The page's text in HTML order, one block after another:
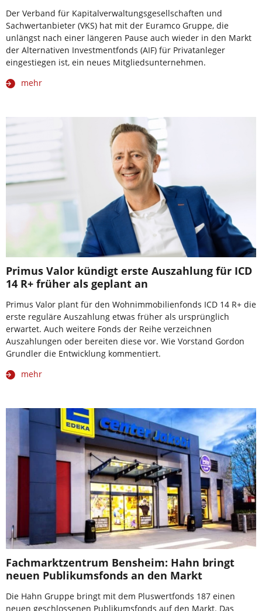
Der Verband für Kapitalverwaltungsgesellschaften und
Sachwertanbieter (VKS) hat mit der Euramco Gruppe, die
unlängst nach einer längeren Pause auch wieder in den Markt
der Alternativen Investmentfonds (AIF) für Privatanleger
eingestiegen ist, ein neues Mitgliedsunternehmen.
mehr
Primus Valor kündigt erste Auszahlung für ICD
14 R+ früher als geplant an
Primus Valor plant für den Wohnimmobilienfonds ICD 14 R+ die
erste reguläre Auszahlung etwas früher als ursprünglich
erwartet. Auch weitere Fonds der Reihe verzeichnen
Auszahlungen oder bereiten diese vor. Wie Vorstand Gordon
Grundler die Entwicklung kommentiert.
mehr
Fachmarktzentrum Bensheim: Hahn bringt
neuen Publikumsfonds an den Markt
Die Hahn Gruppe bringt mit dem Pluswertfonds 187 einen
neuen geschlossenen Publikumsfonds auf den Markt. Das